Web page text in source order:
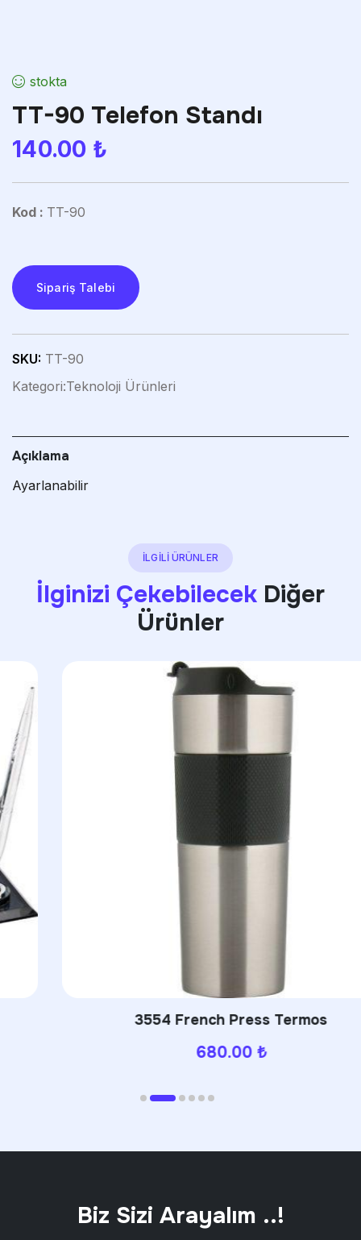
stokta
TT-90 Telefon Standı
140.00 ₺
Kod : TT-90
Sipariş Talebi
SKU: TT-90
Kategori:Teknoloji Ürünleri
Açıklama
Ayarlanabilir
İLGİLİ ÜRÜNLER
İlginizi Çekebilecek Diğer
Ürünler
3554 French Press Termos
680.00₺
Biz Sizi Arayalım ..!